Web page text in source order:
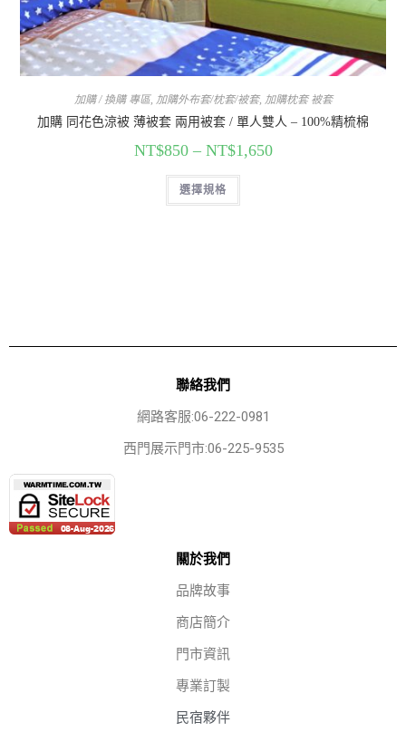
加購 / 換購 專區, 加購外布套/枕套/被套, 加購枕套 被套
加購 同花色涼被 薄被套 兩用被套 / 單人雙人 – 100%精梳棉
NT$850– NT$1,650
選擇規格
聯絡我們
網路客服:06-222-0981
西門展示門市:06-225-9535
關於我們
品牌故事
商店簡介
門市資訊
專業訂製
民宿夥伴